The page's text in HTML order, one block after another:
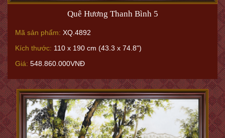
Quê Hương Thanh Bình 5
Mã sản phẩm: XQ.4892
Kích thước: 110 x 190 cm (43.3 x 74.8")
Giá: 548.860.000VNĐ